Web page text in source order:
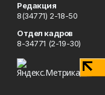
Редакция
8(34771) 2-18-50
Отдел кадров
8-34771 (2-19-30)